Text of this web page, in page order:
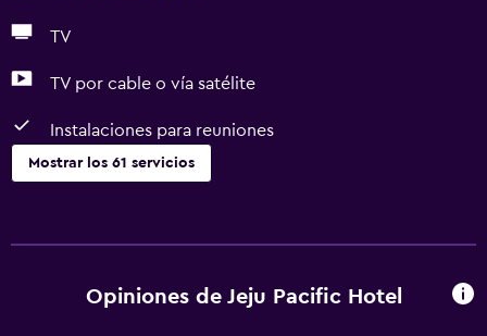
TV
TV por cable o vía satélite
Instalaciones para reuniones
Mostrar los 61 servicios
Habitaciones familiares
Opiniones de Jeju Pacific Hotel